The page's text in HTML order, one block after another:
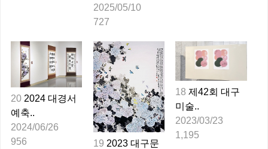
2025/05/10
727
20 2024 대경서
예축..
2024/06/26
956
19 2023 대구문
18 제42회 대구
미술..
2023/03/23
1,195